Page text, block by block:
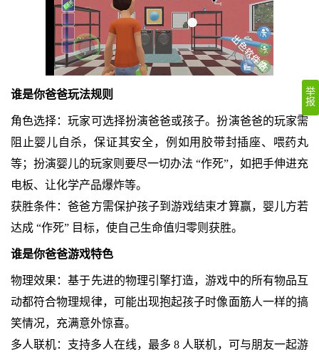
谁是你爸爸玩法规则
角色选择：玩家可选择扮演爸爸或孩子。扮演爸爸的玩家需
阻止婴儿自杀，保证其安全，例如用胶带封插座、喂药丸
等；扮演婴儿的玩家则要尽一切办法 “作死”，如把手伸进充
电板、让化学产品爆炸等。
获胜条件：爸爸方需保护孩子到游戏结束才算赢，婴儿方若
达成 “作死” 目标，使自己生命值归零则获胜。
谁是你爸爸游戏特色
物理效果：基于先进的物理引擎打造，游戏中的所有物品互
动都符合物理规律，可能出现抱起孩子时像面筋人一样的搞
笑情况，充满意外惊喜。
多人联机：支持多人在线，最多 8 人联机，可与朋友一起游
举
报